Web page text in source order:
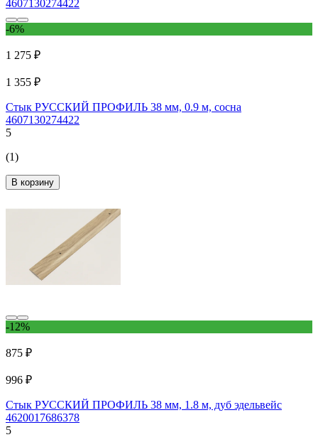
-6%
1 275 ₽
1 355 ₽
Стык РУССКИЙ ПРОФИЛЬ 38 мм, 0.9 м, сосна
4607130274422
5
(1)
В корзину
-12%
875 ₽
996 ₽
Стык РУССКИЙ ПРОФИЛЬ 38 мм, 1.8 м, дуб эдельвейс
4620017686378
5